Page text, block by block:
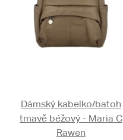
Dámský kabelko/batoh
tmavě béžový - Maria C
Rawen